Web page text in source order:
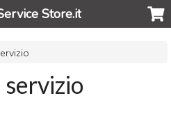
Store.it